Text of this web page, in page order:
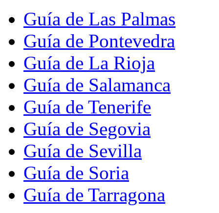
Guía de Las Palmas
Guía de Pontevedra
Guía de La Rioja
Guía de Salamanca
Guía de Tenerife
Guía de Segovia
Guía de Sevilla
Guía de Soria
Guía de Tarragona